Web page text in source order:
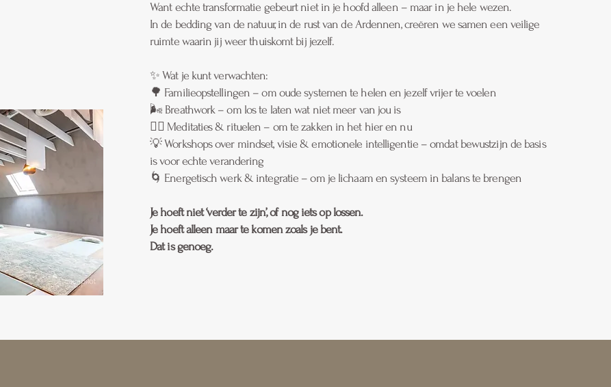
Want echte transformatie gebeurt niet in je hoofd alleen – maar in je hele wezen.
In de bedding van de natuur, in de rust van de Ardennen, creëren we samen een veilige
ruimte waarin jij weer thuiskomt bij jezelf.
✨ Wat je kunt verwachten:
🌳 Familieopstellingen – om oude systemen te helen en jezelf vrijer te voelen
🌬️ Breathwork – om los te laten wat niet meer van jou is
🧘‍♀️ Meditaties & rituelen – om te zakken in het hier en nu
💡 Workshops over mindset, visie & emotionele intelligentie – omdat bewustzijn de basis
is voor echte verandering
🌀 Energetisch werk & integratie – om je lichaam en systeem in balans te brengen
Je hoeft niet ‘verder te zijn’, of nog iets op lossen.
Je hoeft alleen maar te komen zoals je bent.
Dat is genoeg.